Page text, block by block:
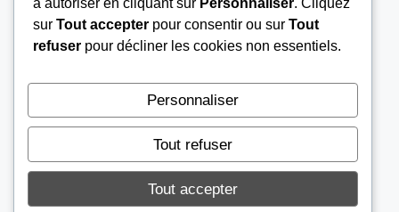
Nous contacter
Mentions légales
À propos
© 2026AGENCE AIB
sur Tout accepter pour consentir ou sur Tout
refuser pour décliner les cookies non essentiels.
Personnaliser
Tout refuser
Tout accepter